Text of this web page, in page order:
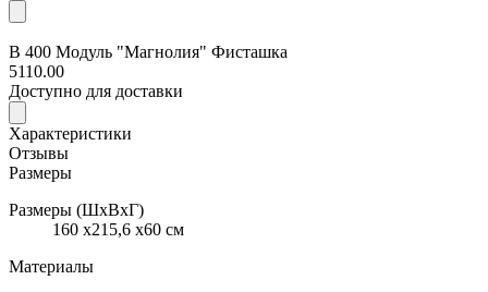
В 400 Модуль "Магнолия" Фисташка
5110.00
Доступно для доставки
Характеристики
Отзывы
Размеры
Размеры (ШхВхГ)
160 x215,6 x60 см
Материалы